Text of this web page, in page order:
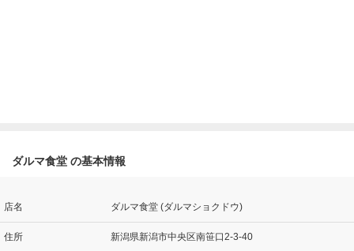
ダルマ食堂 の基本情報
店名 ダルマ食堂 (ダルマショクドウ)
住所 新潟県新潟市中央区南笹口2-3-40